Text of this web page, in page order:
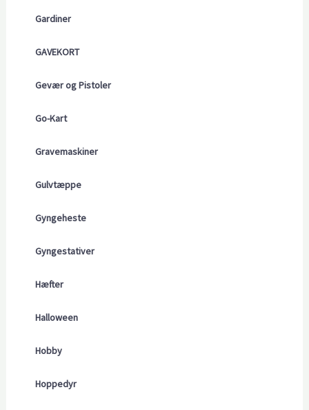
Gardiner
GAVEKORT
Gevær og Pistoler
Go-Kart
Gravemaskiner
Gulvtæppe
Gyngeheste
Gyngestativer
Hæfter
Halloween
Hobby
Hoppedyr